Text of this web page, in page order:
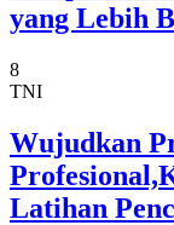
yang Lebih
8
TNI
Wujudkan
Latihan